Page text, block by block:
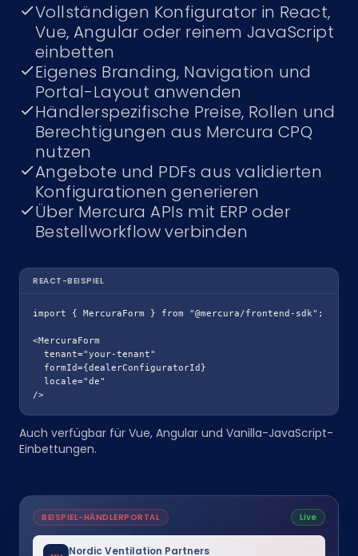
Vollständigen Konfigurator in React,
Vue, Angular oder reinem JavaScript
einbetten
Eigenes Branding, Navigation und
Portal-Layout anwenden
Händlerspezifische Preise, Rollen und
Berechtigungen aus Mercura CPQ
nutzen
Angebote und PDFs aus validierten
Konfigurationen generieren
Über Mercura APIs mit ERP oder
Bestellworkflow verbinden
REACT-BEISPIEL
import { MercuraForm } from "@mercura/frontend-sdk";
<MercuraForm
  tenant="your-tenant"
  formId={dealerConfiguratorId}
  locale="de"
/>
Auch verfügbar für Vue, Angular und Vanilla-JavaScript-
Einbettungen.
BEISPIEL-HÄNDLERPORTAL Live
Nordic Ventilation Partners